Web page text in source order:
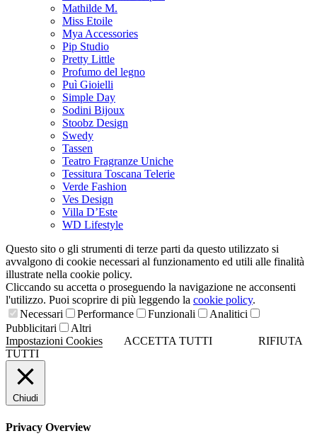
Mathilde M.
Miss Etoile
Mya Accessories
Pip Studio
Pretty Little
Profumo del legno
Puì Gioielli
Simple Day
Sodini Bijoux
Stoobz Design
Swedy
Tassen
Teatro Fragranze Uniche
Tessitura Toscana Telerie
Verde Fashion
Ves Design
Villa D’Este
WD Lifestyle
Questo sito o gli strumenti di terze parti da questo utilizzato si
avvalgono di cookie necessari al funzionamento ed utili alle finalità
illustrate nella cookie policy.
Cliccando su accetta o proseguendo la navigazione ne acconsenti
l'utilizzo. Puoi scoprire di più leggendo la cookie policy.
Necessari
Performance Funzionali
Analitici
Pubblicitari
Altri
Impostazioni Cookies
ACCETTA TUTTI
RIFIUTA
TUTTI
Chiudi
Privacy Overview